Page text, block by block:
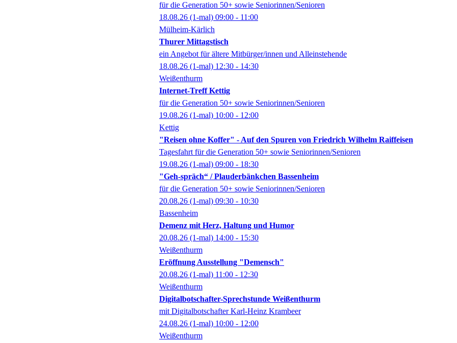
für die Generation 50+ sowie Seniorinnen/Senioren
18.08.26 (1-mal) 09:00 - 11:00
Mülheim-Kärlich
Thurer Mittagstisch
ein Angebot für ältere Mitbürger/innen und Alleinstehende
18.08.26 (1-mal) 12:30 - 14:30
Weißenthurm
Internet-Treff Kettig
für die Generation 50+ sowie Seniorinnen/Senioren
19.08.26 (1-mal) 10:00 - 12:00
Kettig
"Reisen ohne Koffer" - Auf den Spuren von Friedrich Wilhelm Raiffeisen
Tagesfahrt für die Generation 50+ sowie Seniorinnen/Senioren
19.08.26 (1-mal) 09:00 - 18:30
"Geh-spräch“ / Plauderbänkchen Bassenheim
für die Generation 50+ sowie Seniorinnen/Senioren
20.08.26 (1-mal) 09:30 - 10:30
Bassenheim
Demenz mit Herz, Haltung und Humor
20.08.26 (1-mal) 14:00 - 15:30
Weißenthurm
Eröffnung Ausstellung "Demensch"
20.08.26 (1-mal) 11:00 - 12:30
Weißenthurm
Digitalbotschafter-Sprechstunde Weißenthurm
mit Digitalbotschafter Karl-Heinz Krambeer
24.08.26 (1-mal) 10:00 - 12:00
Weißenthurm